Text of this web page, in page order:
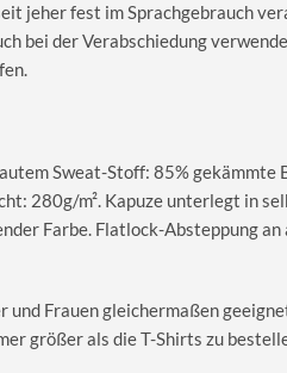
jeher fest im Sprachgebrauch
bei der Verabschiedung
Sweat-Stoff: 85% gekämmte
280g/m². Kapuze unterlegt in
Farbe. Flatlock-Absteppung an
und Frauen gleichermaßen
größer als die T-Shirts zu